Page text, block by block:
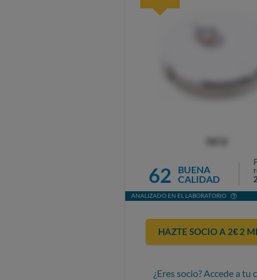
62
BUENA
CALIDAD
ANALIZADO EN EL LABORATORIO
HAZTE SOCIO A 2€ 2
¿Eres socio? Accede a tu